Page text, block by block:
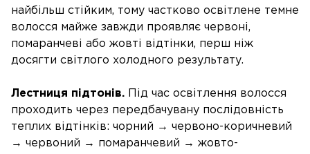
найбільш стійким, тому частково освітлене темне
волосся майже завжди проявляє червоні,
помаранчеві або жовті відтінки, перш ніж
досягти світлого холодного результату.
Лестниця підтонів. Під час освітлення волосся
проходить через передбачувану послідовність
теплих відтінків: чорний → червоно-коричневий
→ червоний → помаранчевий → жовто-